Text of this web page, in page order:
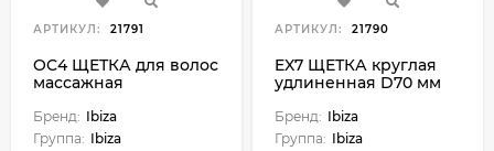
АРТИКУЛ: 21791
OC4 ЩЕТКА для волос
массажная
Бренд: Ibiza
Группа: Ibiza
АРТИКУЛ: 21790
EX7 ЩЕТКА круглая
удлиненная D70 мм
Бренд: Ibiza
Группа: Ibiza